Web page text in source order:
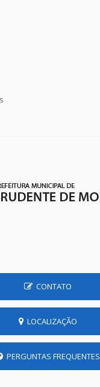
CONTATO
LOCALIZAÇÃO
PERGUNTAS FREQUENTES